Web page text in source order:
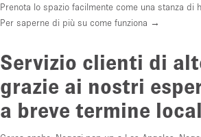
Prenota lo spazio facilmente come una stanza di
Per saperne di più su come funziona →
Servizio clienti di
grazie ai nostri
a breve termine